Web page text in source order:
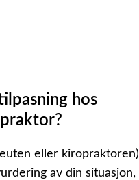
hos
eller kiropraktoren)
av din situasjon,